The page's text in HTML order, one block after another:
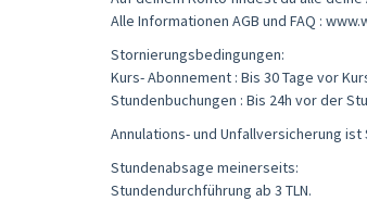
Alle Informationen AGB und FAQ :
Stornierungsbedingungen:
Kurs- Abonnement : Bis 30 Tage vor
Stundenbuchungen : Bis 24h vor der
Annulations- und Unfallversicherung
Stundenabsage meinerseits:
Stundendurchführung ab 3 TLN.